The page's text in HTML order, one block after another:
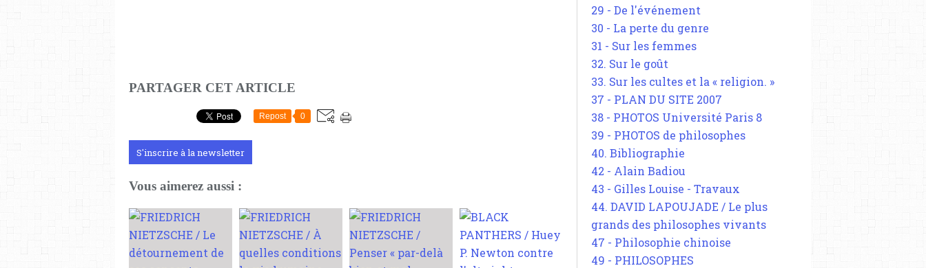
PARTAGER CET ARTICLE
Repost 0
S'inscrire à la newsletter
Vous aimerez aussi :
29 - De l'événement
30 - La perte du genre
31 - Sur les femmes
32. Sur le goût
33. Sur les cultes et la « religion. »
37 - PLAN DU SITE 2007
38 - PHOTOS Université Paris 8
39 - PHOTOS de philosophes
40. Bibliographie
42 - Alain Badiou
43 - Gilles Louise - Travaux
44. DAVID LAPOUJADE / Le plus
grands des philosophes vivants
47 - Philosophie chinoise
49 - PHILOSOPHES